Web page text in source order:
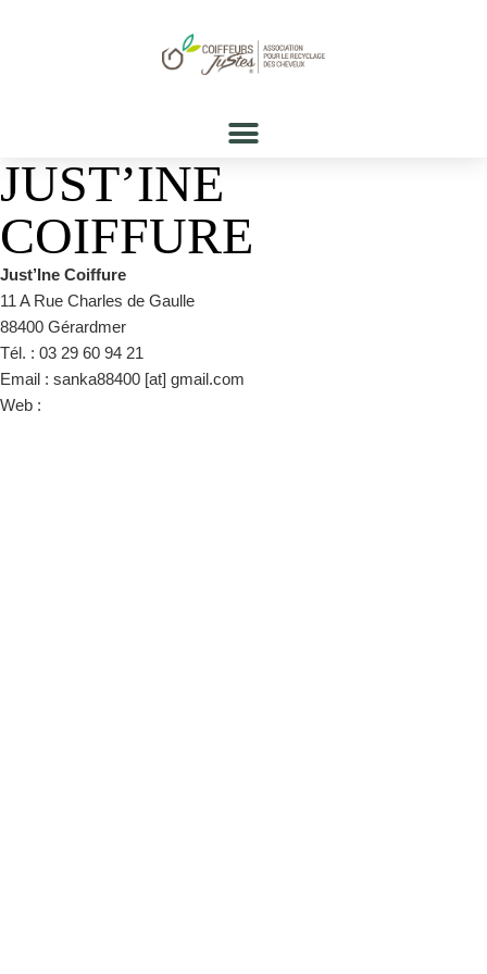
JUST’INE
COIFFURE
Just’Ine Coiffure
11 A Rue Charles de Gaulle
88400 Gérardmer
Tél. : 03 29 60 94 21
Email : sanka88400 [at] gmail.com
Web :